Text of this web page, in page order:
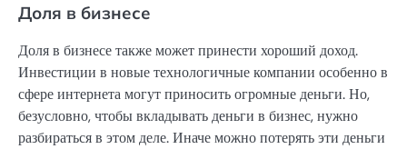
Доля в бизнесе
Доля в бизнесе также может принести хороший доход.
Инвестиции в новые технологичные компании особенно в
сфере интернета могут приносить огромные деньги. Но,
безусловно, чтобы вкладывать деньги в бизнес, нужно
разбираться в этом деле. Иначе можно потерять эти деньги